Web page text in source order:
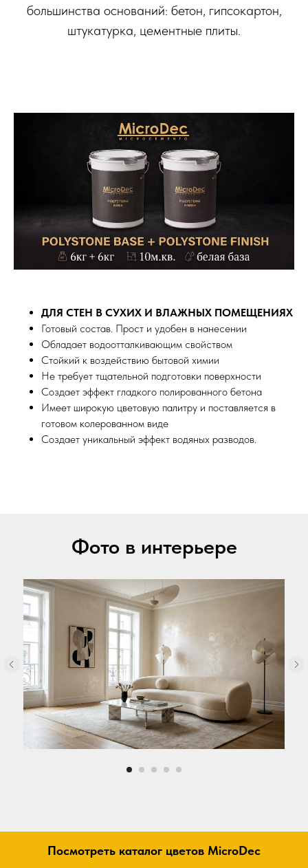
большинства оснований: бетон, гипсокартон,
штукатурка, цементные плиты.
ДЛЯ СТЕН В СУХИХ И ВЛАЖНЫХ ПОМЕЩЕНИЯХ
Готовый состав. Прост и удобен в нанесении
Обладает водоотталкивающим свойством
Стойкий к воздействию бытовой химии
Не требует тщательной подготовки поверхности
Создает эффект гладкого полированного бетона
Имеет широкую цветовую палитру и поставляется в
готовом колерованном виде
Создает уникальный эффект водяных разводов.
Фото в интерьере
Посмотреть каталог цветов MicroDec